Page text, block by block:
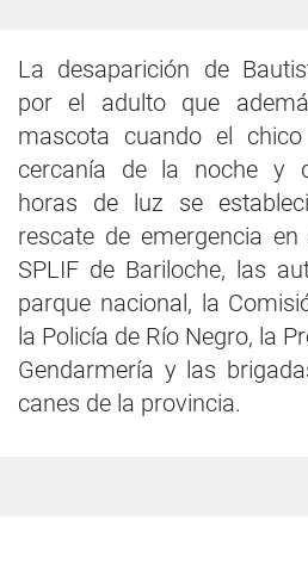
La desaparición de
por el adulto que
mascota cuando el
cercanía de la noche y
horas de luz se
rescate de emergencia
SPLIF de Bariloche, las
parque nacional, la
la Policía de Río Negro, la
Gendarmería y las
canes de la provincia.